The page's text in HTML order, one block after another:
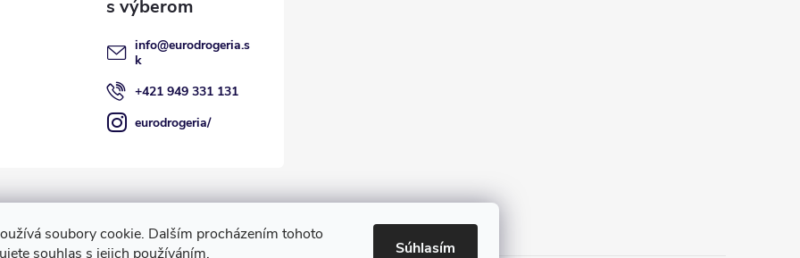
soubory cookie. Dalším procházením tohoto
souhlas s jejich používáním.
Súhlasím
info@eurodrogeria.s
k
+421 949 331 131
eurodrogeria/